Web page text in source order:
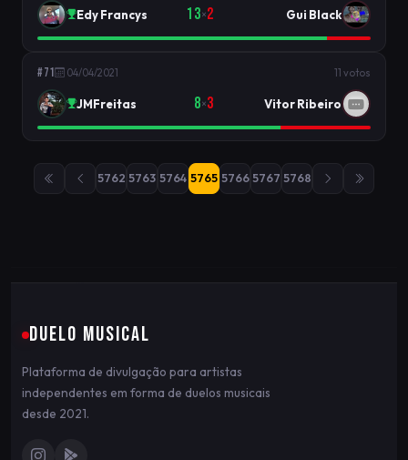
Edy Francys 13×2 Gui Black
#71 04/04/2021 11 votos
JMFreitas 8×3 Vitor Ribeiro
5762 5763 5764 5765 5766 5767 5768
DUELO MUSICAL
Plataforma de divulgação para artistas
independentes em forma de duelos musicais
desde 2021.